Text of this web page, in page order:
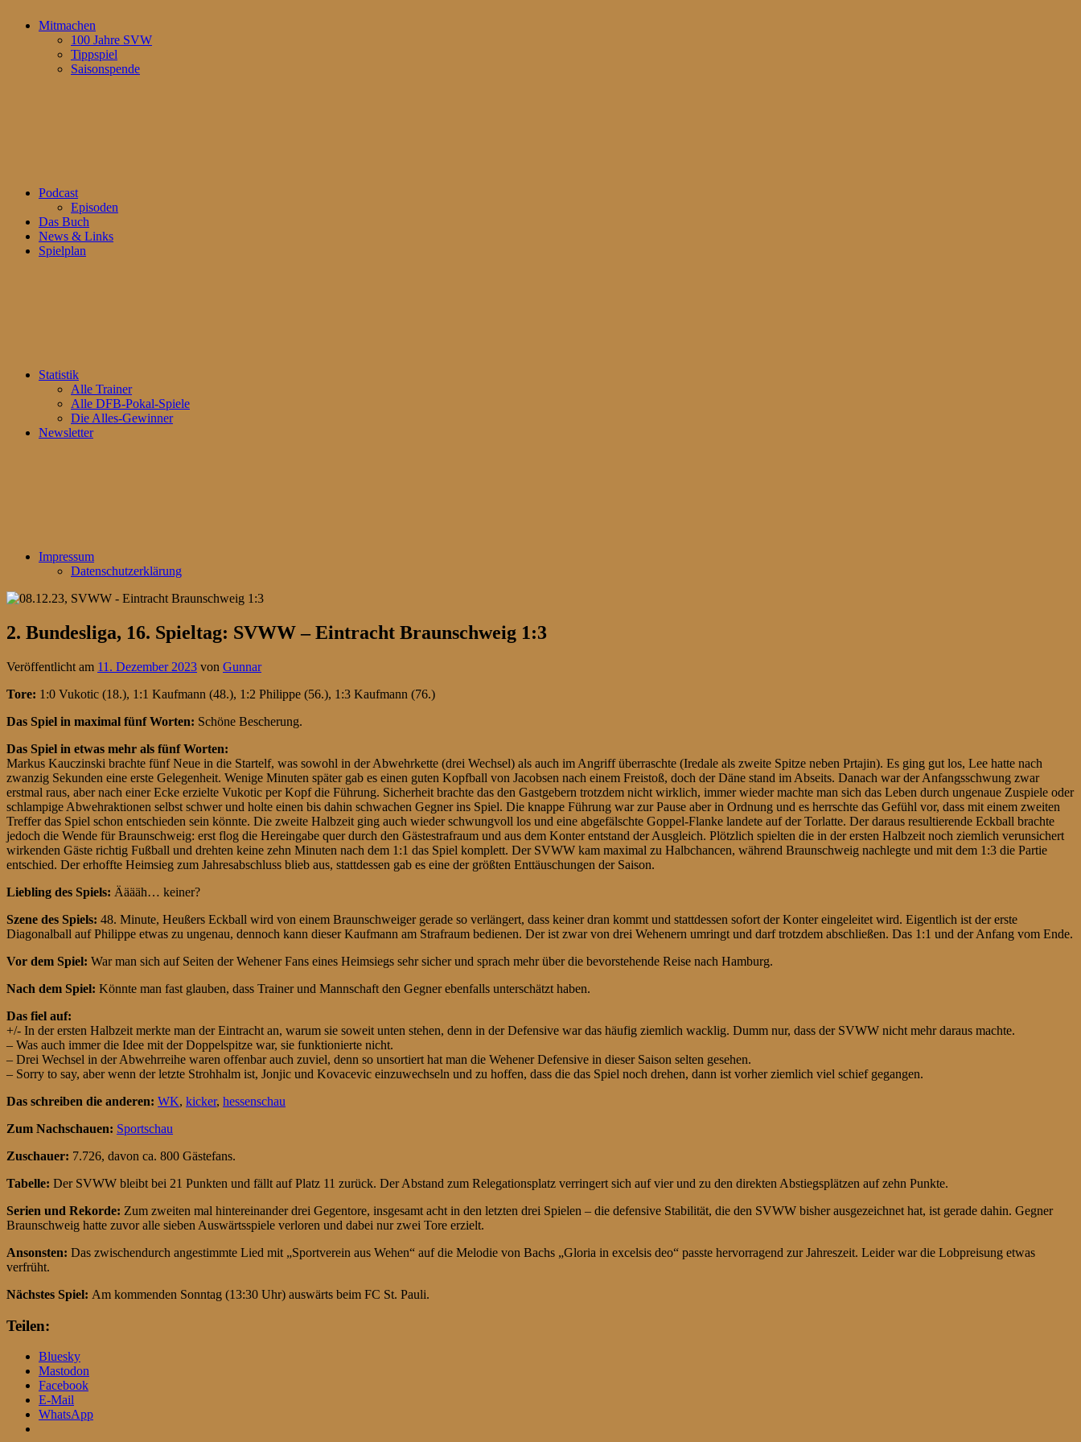
Mitmachen
100 Jahre SVW
Tippspiel
Saisonspende
Podcast
Episoden
Das Buch
News & Links
Spielplan
Statistik
Alle Trainer
Alle DFB-Pokal-Spiele
Die Alles-Gewinner
Newsletter
Impressum
Datenschutzerklärung
2. Bundesliga, 16. Spieltag: SVWW – Eintracht Braunschweig 1:3
Veröffentlicht am 11. Dezember 2023 von Gunnar
Tore: 1:0 Vukotic (18.), 1:1 Kaufmann (48.), 1:2 Philippe (56.), 1:3 Kaufmann (76.)
Das Spiel in maximal fünf Worten: Schöne Bescherung.
Das Spiel in etwas mehr als fünf Worten:
Markus Kauczinski brachte fünf Neue in die Startelf, was sowohl in der Abwehrkette (drei Wechsel) als auch im Angriff überraschte (Iredale als zweite Spitze neben Prtajin). Es ging gut los, Lee hatte nach
zwanzig Sekunden eine erste Gelegenheit. Wenige Minuten später gab es einen guten Kopfball von Jacobsen nach einem Freistoß, doch der Däne stand im Abseits. Danach war der Anfangsschwung zwar
erstmal raus, aber nach einer Ecke erzielte Vukotic per Kopf die Führung. Sicherheit brachte das den Gastgebern trotzdem nicht wirklich, immer wieder machte man sich das Leben durch ungenaue Zuspiele oder
schlampige Abwehraktionen selbst schwer und holte einen bis dahin schwachen Gegner ins Spiel. Die knappe Führung war zur Pause aber in Ordnung und es herrschte das Gefühl vor, dass mit einem zweiten
Treffer das Spiel schon entschieden sein könnte. Die zweite Halbzeit ging auch wieder schwungvoll los und eine abgefälschte Goppel-Flanke landete auf der Torlatte. Der daraus resultierende Eckball brachte
jedoch die Wende für Braunschweig: erst flog die Hereingabe quer durch den Gästestrafraum und aus dem Konter entstand der Ausgleich. Plötzlich spielten die in der ersten Halbzeit noch ziemlich verunsichert
wirkenden Gäste richtig Fußball und drehten keine zehn Minuten nach dem 1:1 das Spiel komplett. Der SVWW kam maximal zu Halbchancen, während Braunschweig nachlegte und mit dem 1:3 die Partie
entschied. Der erhoffte Heimsieg zum Jahresabschluss blieb aus, stattdessen gab es eine der größten Enttäuschungen der Saison.
Liebling des Spiels: Ääääh… keiner?
Szene des Spiels: 48. Minute, Heußers Eckball wird von einem Braunschweiger gerade so verlängert, dass keiner dran kommt und stattdessen sofort der Konter eingeleitet wird. Eigentlich ist der erste
Diagonalball auf Philippe etwas zu ungenau, dennoch kann dieser Kaufmann am Strafraum bedienen. Der ist zwar von drei Wehenern umringt und darf trotzdem abschließen. Das 1:1 und der Anfang vom Ende.
Vor dem Spiel: War man sich auf Seiten der Wehener Fans eines Heimsiegs sehr sicher und sprach mehr über die bevorstehende Reise nach Hamburg.
Nach dem Spiel: Könnte man fast glauben, dass Trainer und Mannschaft den Gegner ebenfalls unterschätzt haben.
Das fiel auf:
+/- In der ersten Halbzeit merkte man der Eintracht an, warum sie soweit unten stehen, denn in der Defensive war das häufig ziemlich wacklig. Dumm nur, dass der SVWW nicht mehr daraus machte.
– Was auch immer die Idee mit der Doppelspitze war, sie funktionierte nicht.
– Drei Wechsel in der Abwehrreihe waren offenbar auch zuviel, denn so unsortiert hat man die Wehener Defensive in dieser Saison selten gesehen.
– Sorry to say, aber wenn der letzte Strohhalm ist, Jonjic und Kovacevic einzuwechseln und zu hoffen, dass die das Spiel noch drehen, dann ist vorher ziemlich viel schief gegangen.
Das schreiben die anderen: WK, kicker, hessenschau
Zum Nachschauen: Sportschau
Zuschauer: 7.726, davon ca. 800 Gästefans.
Tabelle: Der SVWW bleibt bei 21 Punkten und fällt auf Platz 11 zurück. Der Abstand zum Relegationsplatz verringert sich auf vier und zu den direkten Abstiegsplätzen auf zehn Punkte.
Serien und Rekorde: Zum zweiten mal hintereinander drei Gegentore, insgesamt acht in den letzten drei Spielen – die defensive Stabilität, die den SVWW bisher ausgezeichnet hat, ist gerade dahin. Gegner
Braunschweig hatte zuvor alle sieben Auswärtsspiele verloren und dabei nur zwei Tore erzielt.
Ansonsten: Das zwischendurch angestimmte Lied mit „Sportverein aus Wehen“ auf die Melodie von Bachs „Gloria in excelsis deo“ passte hervorragend zur Jahreszeit. Leider war die Lobpreisung etwas
verfrüht.
Nächstes Spiel: Am kommenden Sonntag (13:30 Uhr) auswärts beim FC St. Pauli.
Teilen:
Bluesky
Mastodon
Facebook
E-Mail
WhatsApp